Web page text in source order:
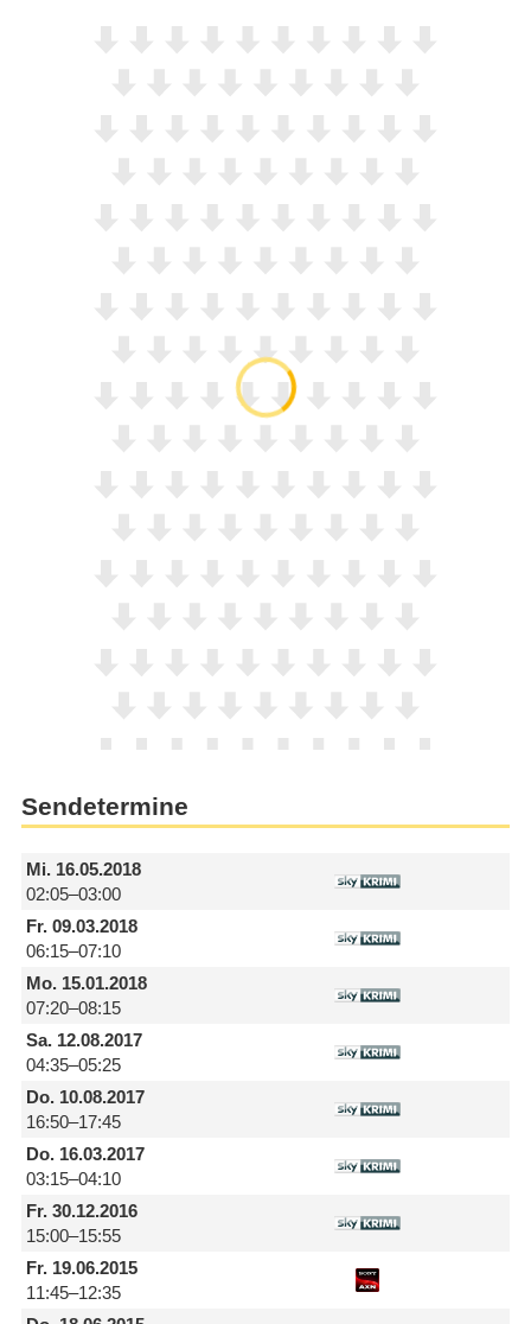
Sendetermine
Mi.16.05.2018
02:05–03:00
Fr.09.03.2018
06:15–07:10
Mo.15.01.2018
07:20–08:15
Sa.12.08.2017
04:35–05:25
Do.10.08.2017
16:50–17:45
Do.16.03.2017
03:15–04:10
Fr.30.12.2016
15:00–15:55
Fr.19.06.2015
11:45–12:35